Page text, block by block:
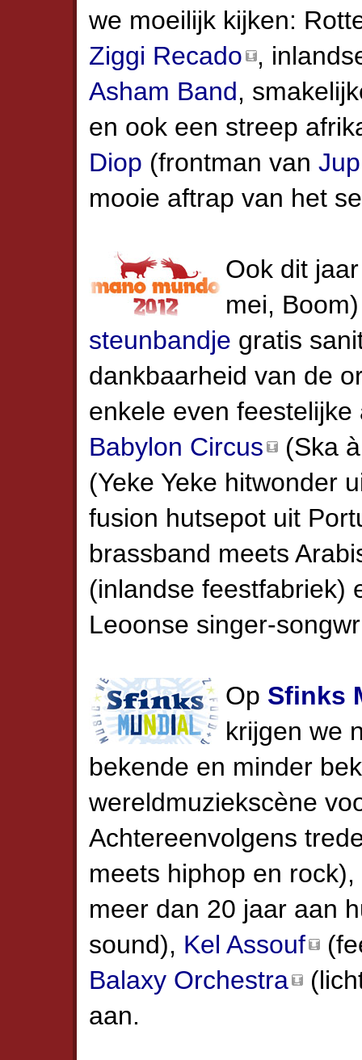
we moeilijk kijken:
Ziggi Recado
,
Asham Band,
en ook een streep
Diop (frontman van
mooie aftrap van het
Ook dit
mei,
steunbandje gratis
dankbaarheid van de
enkele even
Babylon Circus
(Ska
(Yeke Yeke hitwonder
fusion hutsepot uit
brassband meets
(inlandse feestfabriek)
Leoonse singer-
Op Sfinks
krijgen we
bekende en minder
wereldmuziekscène
Achtereenvolgens
meets hiphop en rock),
meer dan 20 jaar aan
sound), Kel Assouf
Balaxy Orchestra
aan.